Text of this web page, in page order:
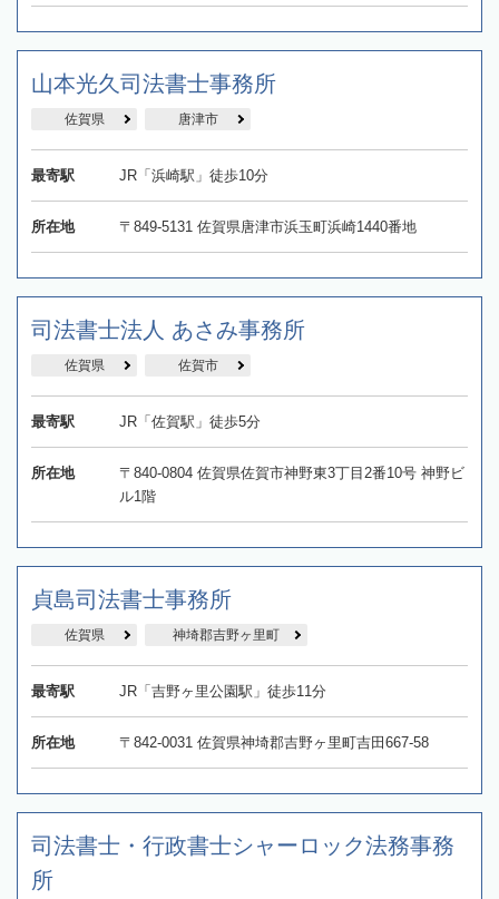
山本光久司法書士事務所
佐賀県 唐津市
最寄駅 JR「浜崎駅」徒歩10分
所在地 〒849-5131 佐賀県唐津市浜玉町浜崎1440番地
司法書士法人 あさみ事務所
佐賀県 佐賀市
最寄駅 JR「佐賀駅」徒歩5分
所在地
〒840-0804 佐賀県佐賀市神野東3丁目2番10号 神野ビ
ル1階
貞島司法書士事務所
佐賀県 神埼郡吉野ヶ里町
最寄駅 JR「吉野ヶ里公園駅」徒歩11分
所在地 〒842-0031 佐賀県神埼郡吉野ヶ里町吉田667-58
司法書士・行政書士シャーロック法務事務
所